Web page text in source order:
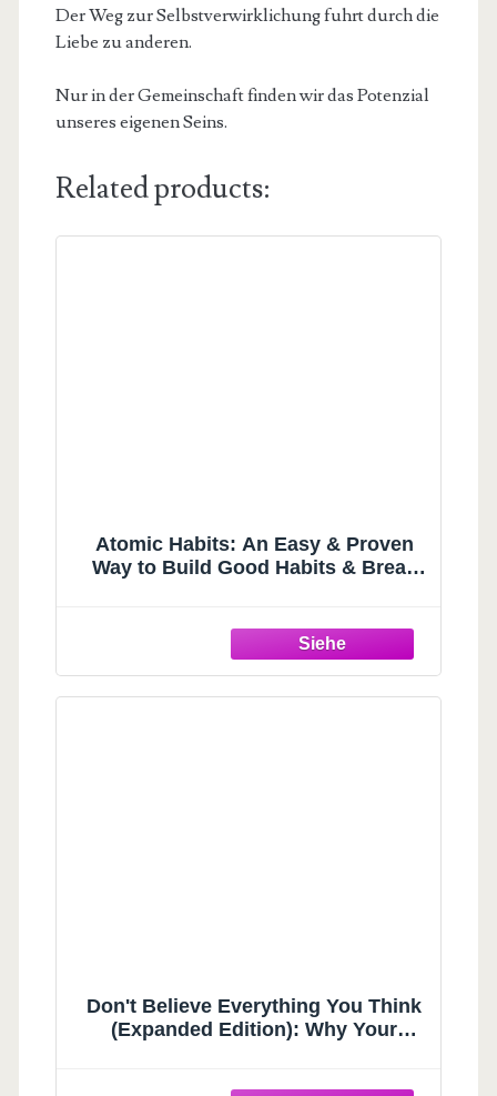
Der Weg zur Selbstverwirklichung fuhrt durch die
Liebe zu anderen.
Nur in der Gemeinschaft finden wir das Potenzial
unseres eigenen Seins.
Related products:
Atomic Habits: An Easy & Proven
Way to Build Good Habits & Break
Don't Believe Everything You Think
(Expanded Edition): Why Your